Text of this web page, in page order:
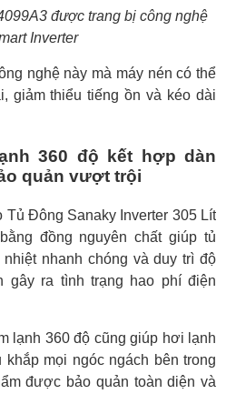
được trang bị công nghệ
Inverter
nghệ này mà máy nén có thể
giảm thiểu tiếng ồn và kéo dài
360 độ kết hợp dàn
quản vượt trội
Tủ Đông Sanaky Inverter 305 Lít
đồng nguyên chất giúp tủ
nhanh chóng và duy trì độ
gây ra tình trạng hao phí điện
lạnh 360 độ cũng giúp hơi lạnh
mọi ngóc ngách bên trong
được bảo quản toàn diện và